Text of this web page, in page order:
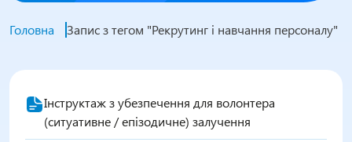
Головна Запис з тегом "Рекрутинг і навчання персоналу"
Інструктаж з убезпечення для волонтера
(ситуативне / епізодичне) залучення